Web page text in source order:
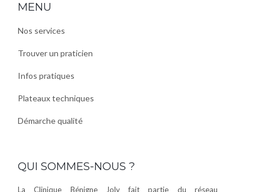
MENU
Nos services
Trouver un praticien
Infos pratiques
Plateaux techniques
Démarche qualité
QUI SOMMES-NOUS ?
La Clinique Bénigne Joly fait partie du réseau